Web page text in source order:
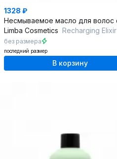
1328 ₽
Limba Cosmetics Recharging Elixir
без размера
последний размер
В корзину